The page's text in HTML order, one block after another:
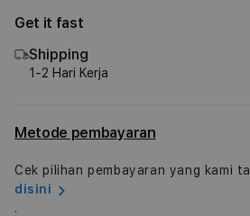
14-
inch
MacBook
Pro:
chip
8‑core
CPU
Get it fast
Shipping
1-2 Hari Kerja
Metode pembayaran
Cek pilihan pembayaran yang kami
disini
.